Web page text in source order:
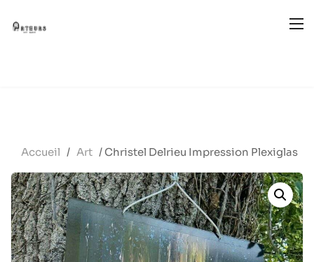
Accueil / Art / Christel Delrieu Impression Plexiglas